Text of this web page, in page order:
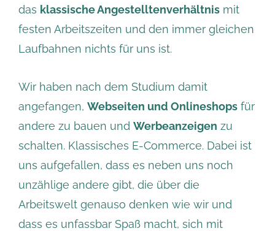
das klassische Angestelltenverhältnis mit
festen Arbeitszeiten und den immer gleichen
Laufbahnen nichts für uns ist.
Wir haben nach dem Studium damit
angefangen, Webseiten und Onlineshops für
andere zu bauen und Werbeanzeigen zu
schalten. Klassisches E-Commerce. Dabei ist
uns aufgefallen, dass es neben uns noch
unzählige andere gibt, die über die
Arbeitswelt genauso denken wie wir und
dass es unfassbar Spaß macht, sich mit